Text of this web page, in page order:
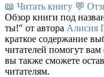
📖 Читать книгу 💬
Обзор книги под
ты!" от автора Алисия
краткое содержание
читателей помогут
вы также сможете
читателям.